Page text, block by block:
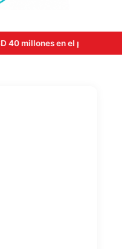
el primer semestre tras la